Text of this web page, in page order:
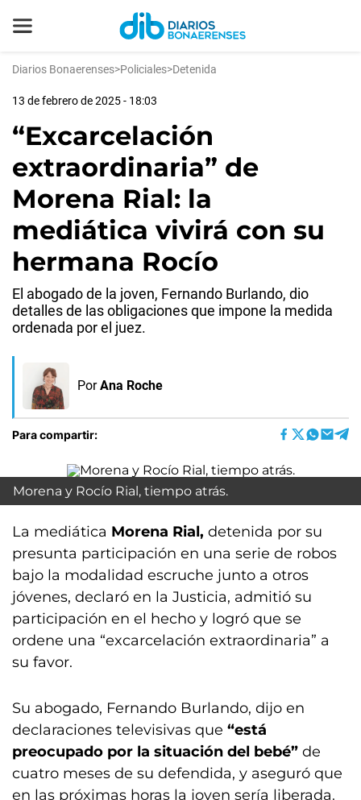
Diarios Bonaerenses>Policiales>Detenida
13 de febrero de 2025 - 18:03
“Excarcelación
extraordinaria” de
Morena Rial: la
mediática vivirá con su
hermana Rocío
El abogado de la joven, Fernando Burlando, dio
detalles de las obligaciones que impone la medida
ordenada por el juez.
Por Ana Roche
Para compartir:
Morena y Rocío Rial, tiempo atrás.
La mediática Morena Rial, detenida por su
presunta participación en una serie de robos
bajo la modalidad escruche junto a otros
jóvenes, declaró en la Justicia, admitió su
participación en el hecho y logró que se
ordene una “excarcelación extraordinaria” a
su favor.
Su abogado, Fernando Burlando, dijo en
declaraciones televisivas que “está
preocupado por la situación del bebé” de
cuatro meses de su defendida, y aseguró que
en las próximas horas la joven sería liberada.